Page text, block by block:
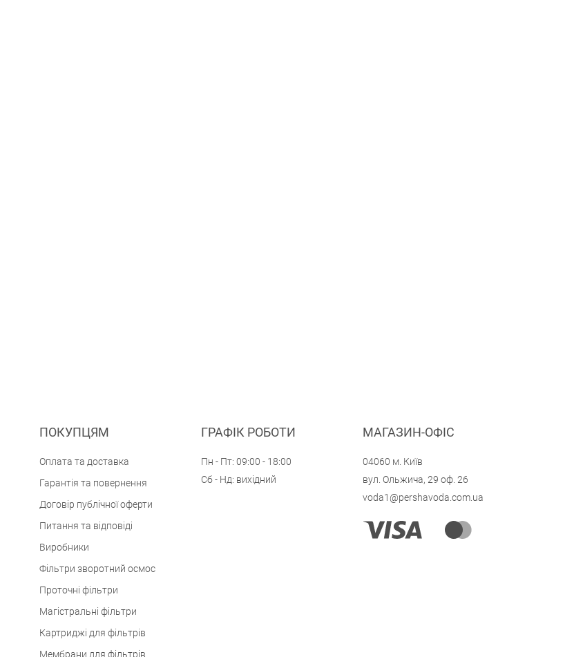
ПОКУПЦЯМ
Оплата та доставка
Гарантія та повернення
Договір публічної оферти
Питання та відповіді
Виробники
Фільтри зворотний осмос
Проточні фільтри
Магістральні фільтри
Картриджі для фільтрів
Мембрани для фільтрів
ГРАФІК РОБОТИ
Пн - Пт: 09:00 - 18:00
Сб - Нд: вихідний
МАГАЗИН-ОФІС
04060 м. Київ
вул. Ольжича, 29 оф. 26
voda1@pershavoda.com.ua